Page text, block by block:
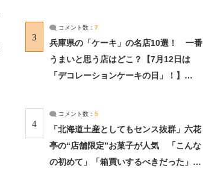
3
コメント数： 7
兵庫県の「ケーキ」の名店10選！ 一番
うまいと思う店はどこ？【7月12日は
「デコレーションケーキの日」！】
4
コメント数： 5
「北海道土産としてもセンス抜群」六花
亭の“店舗限定”お菓子が人気 「こんな
の初めて」「箱買いするべきだった」